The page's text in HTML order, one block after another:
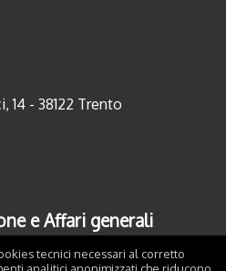
14 - 38122 Trento
e Affari generali
Trentotecnici necessari al corretto
analitici anonimizzati che riducono